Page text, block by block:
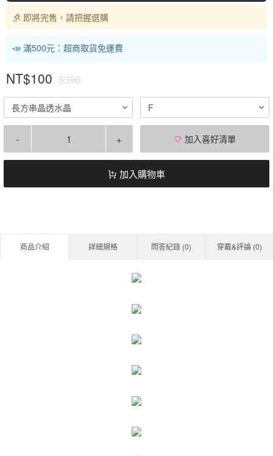
即將完售，請把握選購
📣 滿500元：超商取貨免運費
NT$100 $390
長方串晶透水晶 F
- + 加入喜好清單
加入購物車
商品介紹 詳細規格 問答紀錄 (0) 穿戴&評論 (0)